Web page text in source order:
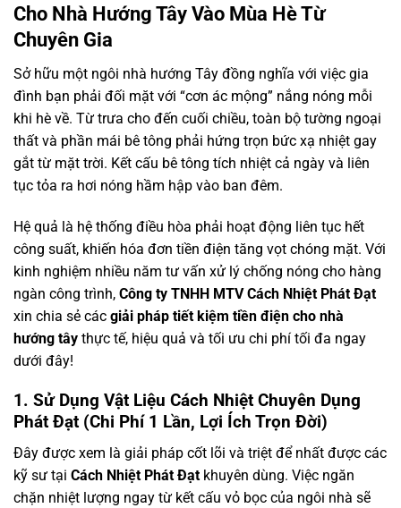
Cho Nhà Hướng Tây Vào Mùa Hè Từ
Chuyên Gia
Sở hữu một ngôi nhà hướng Tây đồng nghĩa với việc gia
đình bạn phải đối mặt với “cơn ác mộng” nắng nóng mỗi
khi hè về. Từ trưa cho đến cuối chiều, toàn bộ tường ngoại
thất và phần mái bê tông phải hứng trọn bức xạ nhiệt gay
gắt từ mặt trời. Kết cấu bê tông tích nhiệt cả ngày và liên
tục tỏa ra hơi nóng hầm hập vào ban đêm.
Hệ quả là hệ thống điều hòa phải hoạt động liên tục hết
công suất, khiến hóa đơn tiền điện tăng vọt chóng mặt. Với
kinh nghiệm nhiều năm tư vấn xử lý chống nóng cho hàng
ngàn công trình, Công ty TNHH MTV Cách Nhiệt Phát Đạt
xin chia sẻ các giải pháp tiết kiệm tiền điện cho nhà
hướng tây thực tế, hiệu quả và tối ưu chi phí tối đa ngay
dưới đây!
1. Sử Dụng Vật Liệu Cách Nhiệt Chuyên Dụng
Phát Đạt (Chi Phí 1 Lần, Lợi Ích Trọn Đời)
Đây được xem là giải pháp cốt lõi và triệt để nhất được các
kỹ sư tại Cách Nhiệt Phát Đạt khuyên dùng. Việc ngăn
chặn nhiệt lượng ngay từ kết cấu vỏ bọc của ngôi nhà sẽ